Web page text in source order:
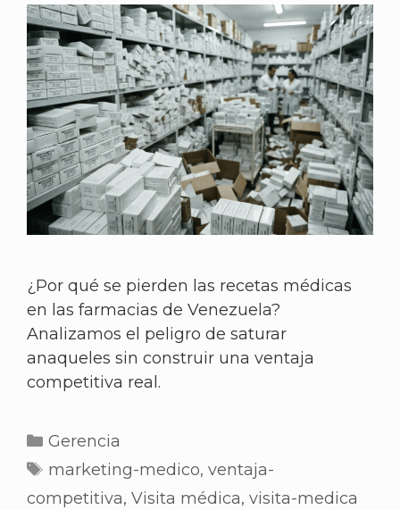
¿Por qué se pierden las recetas médicas
en las farmacias de Venezuela?
Analizamos el peligro de saturar
anaqueles sin construir una ventaja
competitiva real.
Gerencia
marketing-medico, ventaja-
competitiva, Visita médica, visita-medica